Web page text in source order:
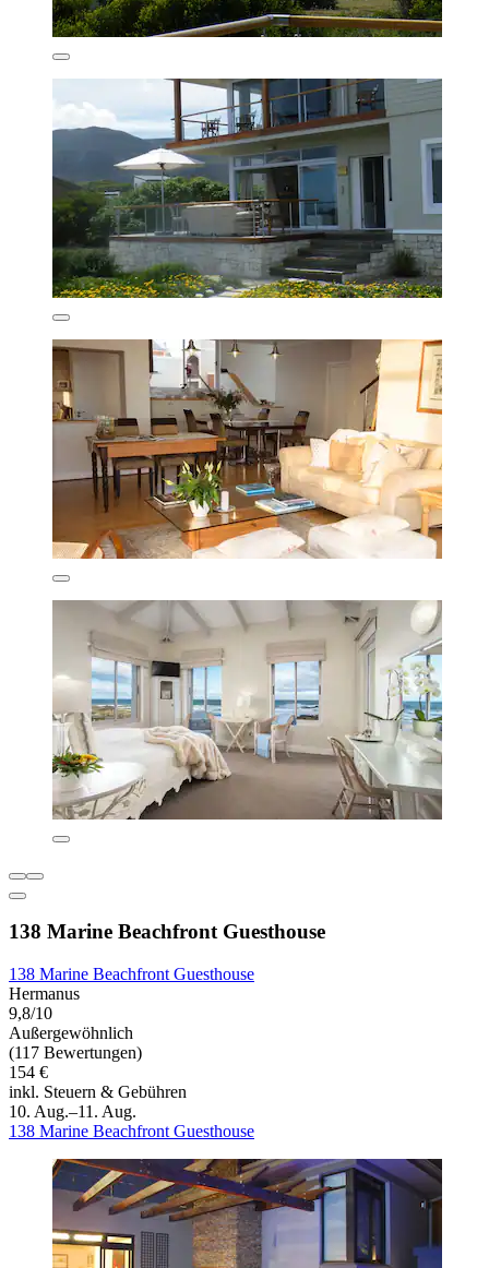
138 Marine Beachfront Guesthouse
138 Marine Beachfront Guesthouse
Hermanus
9,8/10
Außergewöhnlich
(117 Bewertungen)
154 €
inkl. Steuern & Gebühren
10. Aug.–11. Aug.
138 Marine Beachfront Guesthouse